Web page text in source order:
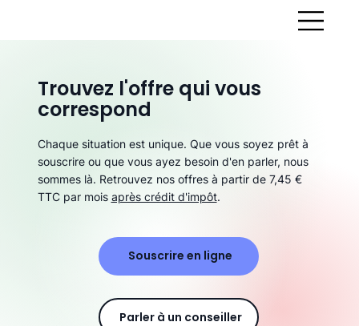
Trouvez l'offre qui vous
correspond
Chaque situation est unique. Que vous soyez prêt à
souscrire ou que vous ayez besoin d'en parler, nous
sommes là. Retrouvez nos offres à partir de 7,45 €
TTC par mois après crédit d'impôt.
Souscrire en ligne
Parler à un conseiller